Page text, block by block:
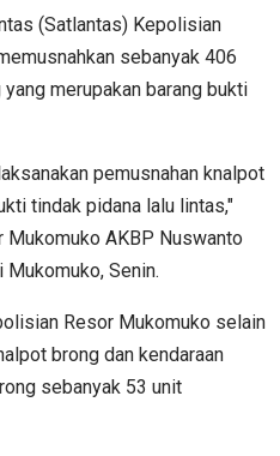
(Satlantas) Kepolisian
sebanyak 406
merupakan barang bukti
pemusnahan knalpot
tindak pidana lalu lintas,"
AKBP Nuswanto
Senin.
Resor Mukomuko selain
brong dan kendaraan
sebanyak 53 unit